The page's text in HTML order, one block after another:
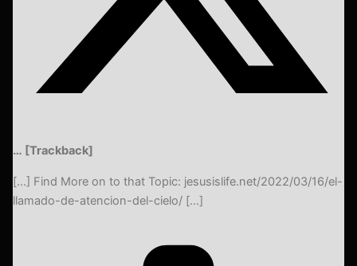
… [Trackback]
[…] Find More on to that Topic: jesusislife.net/2022/03/16/el-
llamado-de-atencion-del-cielo/ […]